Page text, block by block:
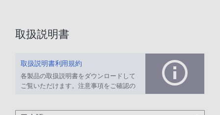
取扱説明書
取扱説明書利用規約
各製品の取扱説明書をダウンロードして
ご覧いただけます。注意事項をご確認の